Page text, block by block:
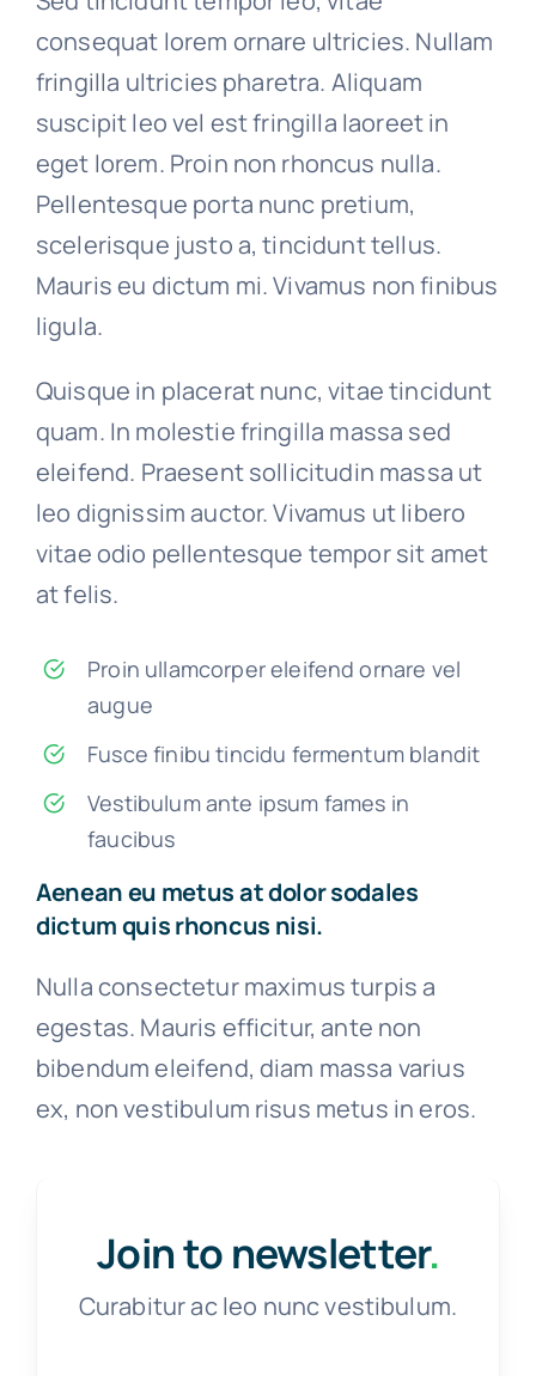
consequat lorem ornare ultricies. Nullam
fringilla ultricies pharetra. Aliquam
suscipit leo vel est fringilla laoreet in
eget lorem. Proin non rhoncus nulla.
Pellentesque porta nunc pretium,
scelerisque justo a, tincidunt tellus.
Mauris eu dictum mi. Vivamus non finibus
ligula.
Quisque in placerat nunc, vitae tincidunt
quam. In molestie fringilla massa sed
eleifend. Praesent sollicitudin massa ut
leo dignissim auctor. Vivamus ut libero
vitae odio pellentesque tempor sit amet
at felis.
Proin ullamcorper eleifend ornare vel
augue
Fusce finibu tincidu fermentum blandit
Vestibulum ante ipsum fames in
faucibus
Aenean eu metus at dolor sodales
dictum quis rhoncus nisi.
Nulla consectetur maximus turpis a
egestas. Mauris efficitur, ante non
bibendum eleifend, diam massa varius
ex, non vestibulum risus metus in eros.
Join to newsletter.
Curabitur ac leo nunc vestibulum.